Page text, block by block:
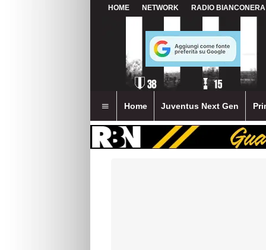
HOME NETWORK RADIO BIANCONERA
Home Juventus Next Gen